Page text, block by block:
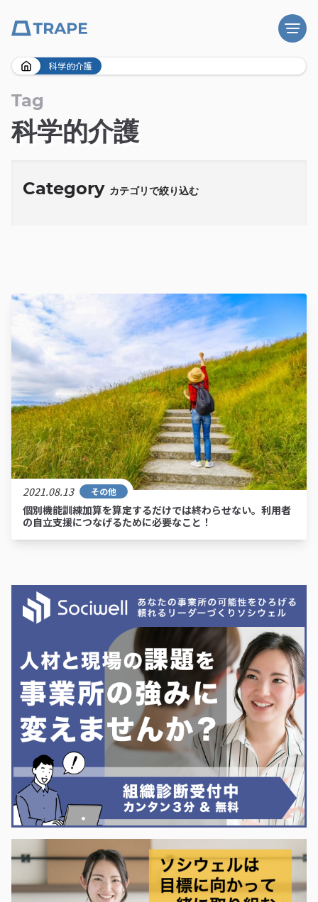
Skip
content
科学的介護
Tag
科学的介護
Category カテゴリで絞り込む
2021.08.13 その他
個別機能訓練加算を算定するだけでは終わらせない。利用者
の自立支援につなげるために必要なこと！